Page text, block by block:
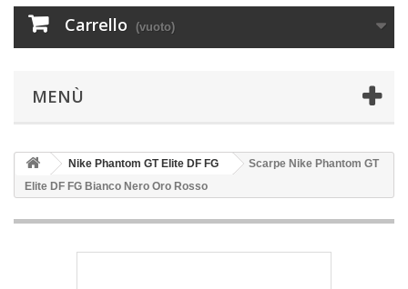
Carrello (vuoto)
MENÙ
Nike Phantom GT Elite DF FG
Scarpe Nike Phantom GT
Elite DF FG Bianco Nero Oro Rosso